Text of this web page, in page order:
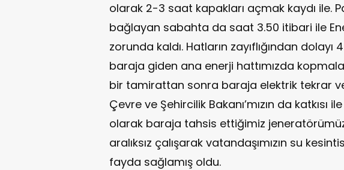
olarak 2-3 saat kapakları açmak kaydı ile.
bağlayan sabahta da saat 3.50 itibari ile
zorunda kaldı. Hatların zayıflığından dolayı
baraja giden ana enerji hattımızda
bir tamirattan sonra baraja elektrik tekrar
Çevre ve Şehircilik Bakanı’mızın da katkısı
olarak baraja tahsis ettiğimiz jeneratörümüz
aralıksız çalışarak vatandaşımızın su
fayda sağlamış oldu.